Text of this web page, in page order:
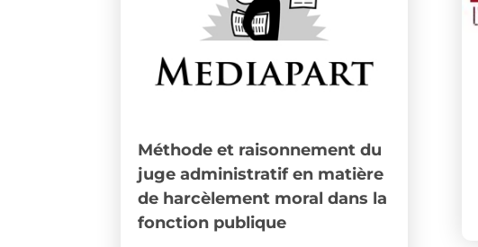
Méthode et raisonnement du
juge administratif en matière
de harcèlement moral dans la
fonction publique